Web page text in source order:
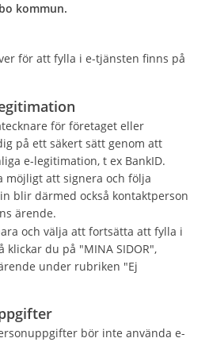
kommun.
för att fylla i e-tjänsten finns på
för företaget eller
på ett säkert sätt genom att
e-legitimation, t ex BankID.
möjligt att signera och följa
blir därmed också kontaktperson
ärende.
och välja att fortsätta att fylla i
du på "MINA SIDOR",
under rubriken "Ej
bör inte använda e-